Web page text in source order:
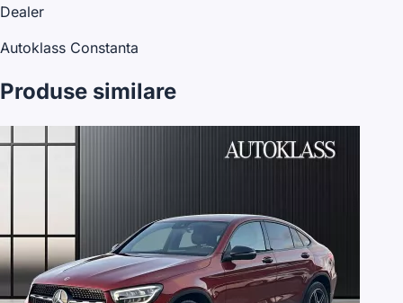
Dealer
Autoklass Constanta
Produse similare